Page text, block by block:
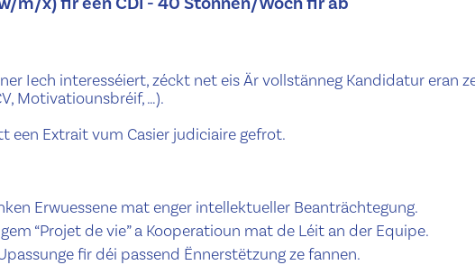
Iech interesséiert, zéckt net eis Är vollstänneg Kandidatur eran
Motivatiounsbréif, …).
een Extrait vum Casier judiciaire gefrot.
Erwuessene mat enger intellektueller Beanträchtegung.
“Projet de vie” a Kooperatioun mat de Léit an der Equipe.
fir déi passend Ënnerstëtzung ze fannen.